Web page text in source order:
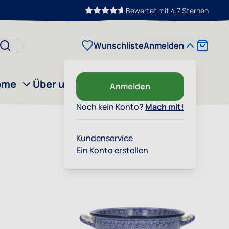
Bewertet mit 4.7 Sternen
WunschlisteAnmelden
Anmelden
Noch kein Konto? Mach mit!
Kundenservice
Ein Konto erstellen
Cart
Über uns Outlet